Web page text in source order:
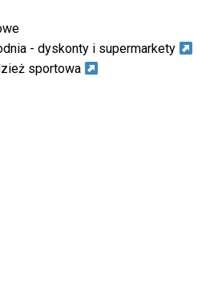
- dyskonty i supermarkety
sportowa